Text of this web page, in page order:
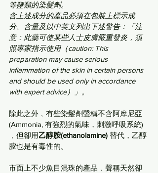
等鹽類的染髮劑。
含上述成分的產品必須在包裝上標示成
分、含量及以中英文列出下述警告：「注
意：此藥可使某些人士皮膚嚴重發炎，須
照專家指示使用（caution: This
preparation may cause serious
inflammation of the skin in certain persons
and should be used only in accordance
with expert advice）」。
除此之外﹐有些染髮劑聲稱不含阿摩尼亞
(Ammonia, 有強烈的氣味，刺激呼吸系統)
﹐但卻用乙醇胺(ethanolamine) 替代，乙醇
胺也是有毒性的。
市面上不少魚目混珠的產品﹐聲稱天然卻